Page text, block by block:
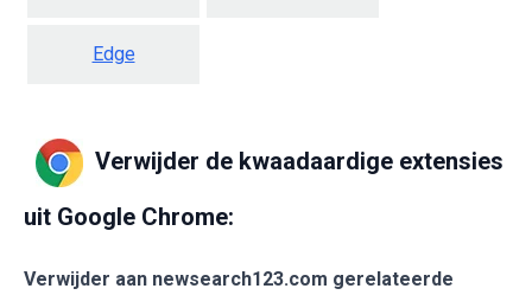
Edge
Verwijder de kwaadaardige extensies
uit Google Chrome:
Verwijder aan newsearch123.com gerelateerde